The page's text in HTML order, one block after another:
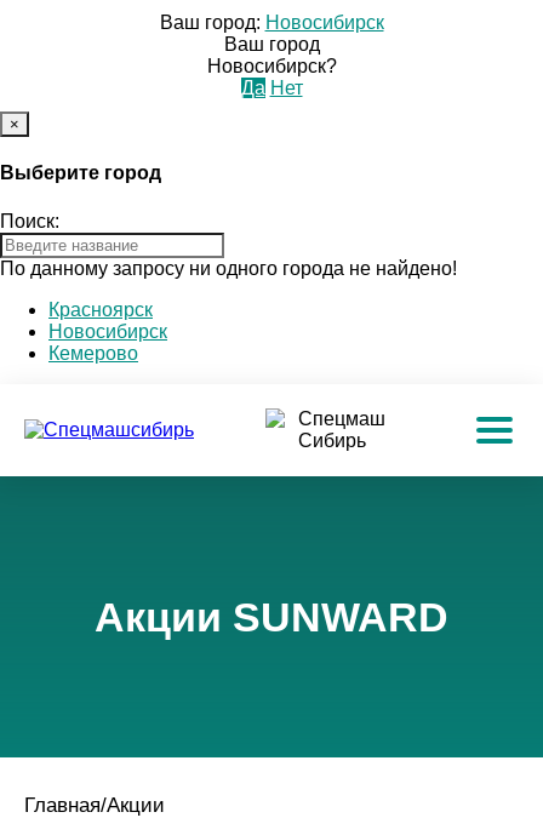
Ваш город: Новосибирск
Ваш город
Новосибирск?
Да Нет
×
Выберите город
Поиск:
По данному запросу ни одного города не найдено!
Красноярск
Новосибирск
Кемерово
Акции SUNWARD
Главная/Акции